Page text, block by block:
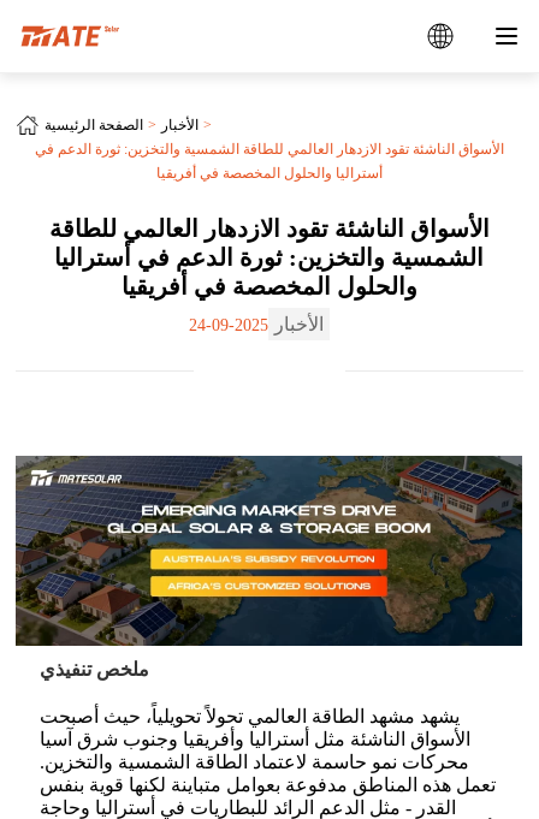
الصفحة الرئيسية
الأخبار
الأسواق الناشئة تقود الازدهار العالمي للطاقة الشمسية والتخزين: ثورة الدعم في
أستراليا والحلول المخصصة في أفريقيا
الأسواق الناشئة تقود الازدهار العالمي للطاقة
الشمسية والتخزين: ثورة الدعم في أستراليا
والحلول المخصصة في أفريقيا
الأخبار 2025-09-24
ملخص تنفيذي
يشهد مشهد الطاقة العالمي تحولاً تحويلياً، حيث أصبحت
الأسواق الناشئة مثل أستراليا وأفريقيا وجنوب شرق آسيا
محركات نمو حاسمة لاعتماد الطاقة الشمسية والتخزين.
تعمل هذه المناطق مدفوعة بعوامل متباينة لكنها قوية بنفس
القدر - مثل الدعم الرائد للبطاريات في أستراليا وحاجة